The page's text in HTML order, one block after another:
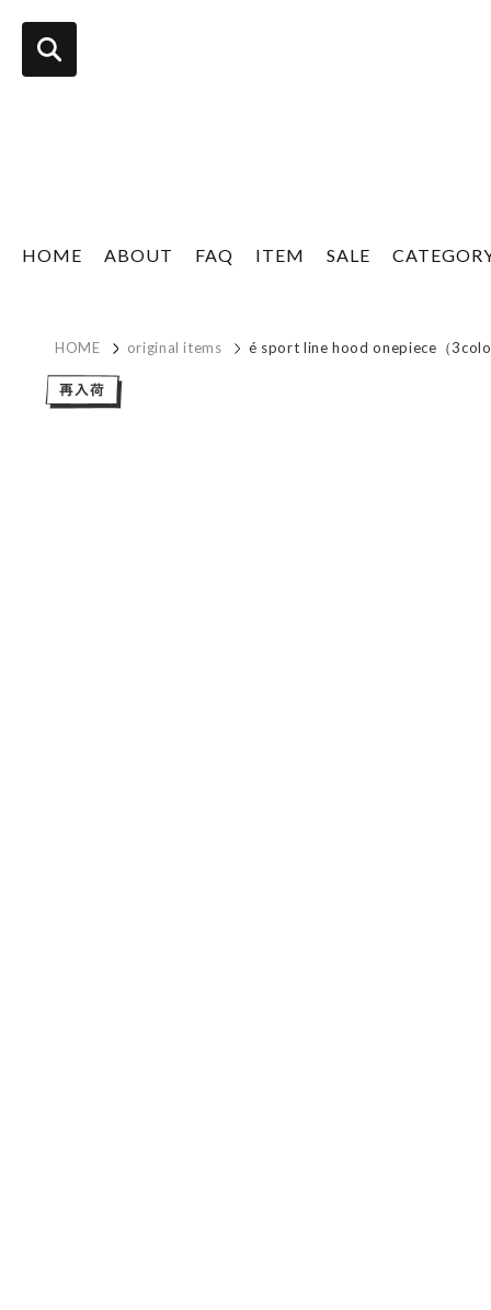
HOME ABOUT FAQ ITEM SALE
HOME original items é sport line hood onepiece（
other